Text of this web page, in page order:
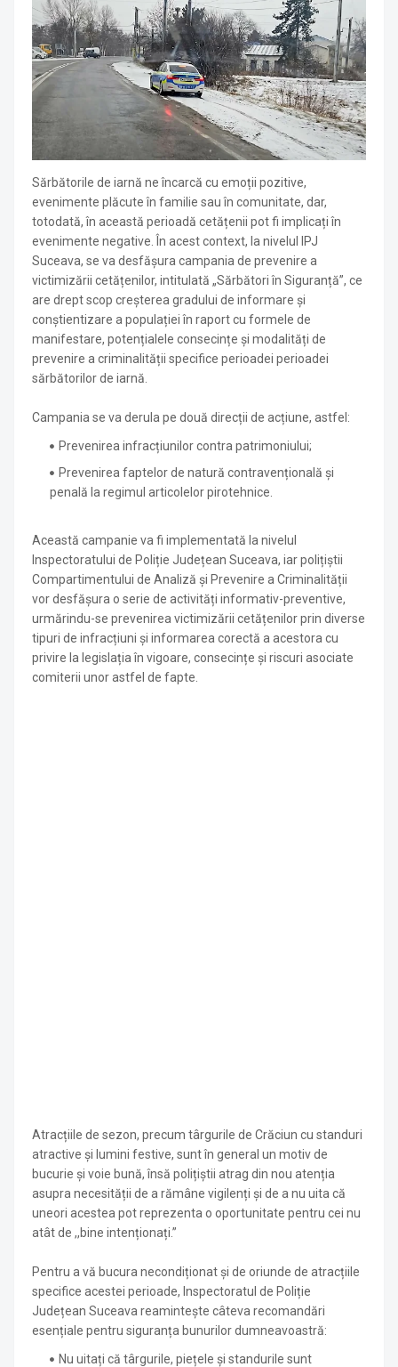
Sărbătorile de iarnă ne încarcă cu emoții pozitive,
evenimente plăcute în familie sau în comunitate, dar,
totodată, în această perioadă cetățenii pot fi implicați în
evenimente negative. În acest context, la nivelul IPJ
Suceava, se va desfășura campania de prevenire a
victimizării cetățenilor, intitulată „Sărbători în Siguranță”, ce
are drept scop creșterea gradului de informare și
conștientizare a populației în raport cu formele de
manifestare, potențialele consecințe și modalități de
prevenire a criminalității specifice perioadei perioadei
sărbătorilor de iarnă.
Campania se va derula pe două direcții de acțiune, astfel:
Prevenirea infracțiunilor contra patrimoniului;
Prevenirea faptelor de natură contravențională și
penală la regimul articolelor pirotehnice.
Această campanie va fi implementată la nivelul
Inspectoratului de Poliție Județean Suceava, iar polițiștii
Compartimentului de Analiză și Prevenire a Criminalității
vor desfășura o serie de activități informativ-preventive,
urmărindu-se prevenirea victimizării cetățenilor prin diverse
tipuri de infracțiuni și informarea corectă a acestora cu
privire la legislația în vigoare, consecințe și riscuri asociate
comiterii unor astfel de fapte.
Atracțiile de sezon, precum târgurile de Crăciun cu standuri
atractive și lumini festive, sunt în general un motiv de
bucurie și voie bună, însă polițiștii atrag din nou atenția
asupra necesității de a rămâne vigilenți și de a nu uita că
uneori acestea pot reprezenta o oportunitate pentru cei nu
atât de ,,bine intenționați.”
Pentru a vă bucura necondiționat și de oriunde de atracțiile
specifice acestei perioade, Inspectoratul de Poliție
Județean Suceava reamintește câteva recomandări
esențiale pentru siguranța bunurilor dumneavoastră:
Nu uitați că târgurile, piețele și standurile sunt